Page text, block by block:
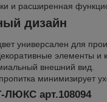
и расширенная
дизайн
универсален для
элементы и
внешний вид.
минимизирует
арт.108094